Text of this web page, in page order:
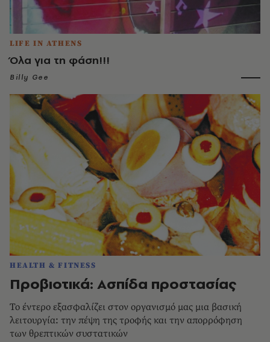
LIFE IN ATHENS
Όλα για τη φάση!!!
Billy Gee
HEALTH & FITNESS
Προβιοτικά: Aσπίδα προστασίας
Το έντερο εξασφαλίζει στον οργανισμό μας μια βασική
λειτουργία: την πέψη της τροφής και την απορρόφηση
των θρεπτικών συστατικών